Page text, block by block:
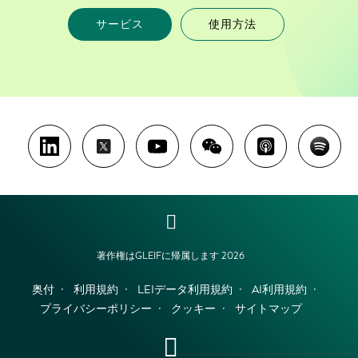
サービス 使用方法
著作権はGLEIFに帰属します 2026
奥付 利用規約 LEIデータ利用規約
AI利用規約
プライバシーポリシー
クッキー サイトマップ